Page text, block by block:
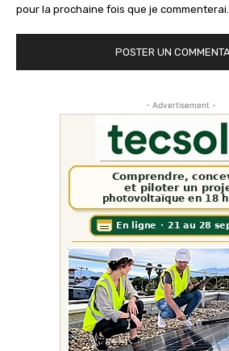
pour la prochaine fois que je commenterai.
- Advertisement -